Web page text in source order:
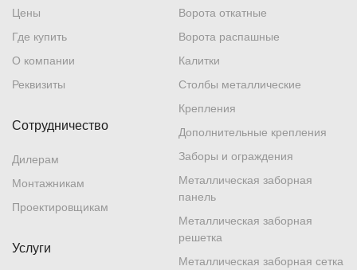
Цены
Где купить
О компании
Реквизиты
Ворота откатные
Ворота распашные
Калитки
Столбы металлические
Крепления
Дополнительные крепления
Заборы и ограждения
Металлическая заборная
панель
Металлическая заборная
решетка
Металлическая заборная сетка
Сотрудничество
Дилерам
Монтажникам
Проектировщикам
Услуги